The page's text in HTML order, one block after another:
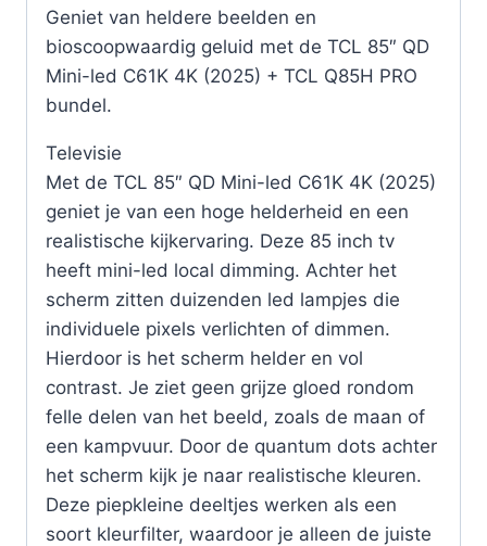
Geniet van heldere beelden en
bioscoopwaardig geluid met de TCL 85″ QD
Mini-led C61K 4K (2025) + TCL Q85H PRO
bundel.
Televisie
Met de TCL 85″ QD Mini-led C61K 4K (2025)
geniet je van een hoge helderheid en een
realistische kijkervaring. Deze 85 inch tv
heeft mini-led local dimming. Achter het
scherm zitten duizenden led lampjes die
individuele pixels verlichten of dimmen.
Hierdoor is het scherm helder en vol
contrast. Je ziet geen grijze gloed rondom
felle delen van het beeld, zoals de maan of
een kampvuur. Door de quantum dots achter
het scherm kijk je naar realistische kleuren.
Deze piepkleine deeltjes werken als een
soort kleurfilter, waardoor je alleen de juiste